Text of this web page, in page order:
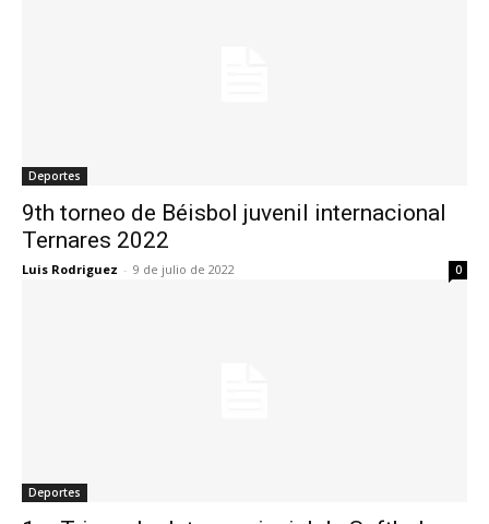
Deportes
9th torneo de Béisbol juvenil internacional
Ternares 2022
Luis Rodriguez - 9 de julio de 2022 0
Deportes